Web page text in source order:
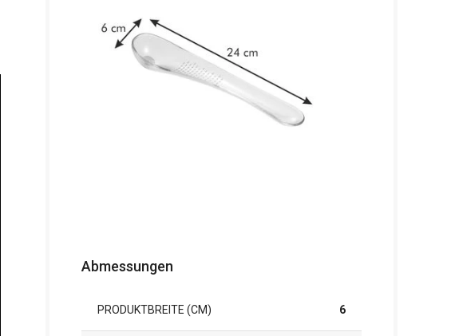
Abmessungen
PRODUKTBREITE (CM) 6